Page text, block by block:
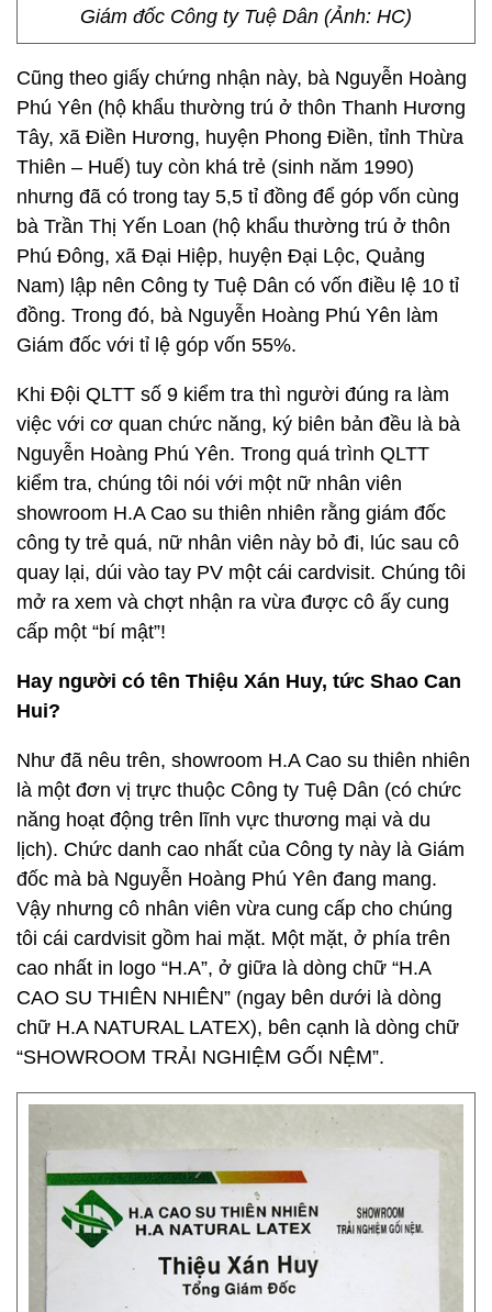
Giám đốc Công ty Tuệ Dân (Ảnh: HC)
Cũng theo giấy chứng nhận này, bà Nguyễn Hoàng
Phú Yên (hộ khẩu thường trú ở thôn Thanh Hương
Tây, xã Điền Hương, huyện Phong Điền, tỉnh Thừa
Thiên – Huế) tuy còn khá trẻ (sinh năm 1990)
nhưng đã có trong tay 5,5 tỉ đồng để góp vốn cùng
bà Trần Thị Yến Loan (hộ khẩu thường trú ở thôn
Phú Đông, xã Đại Hiệp, huyện Đại Lộc, Quảng
Nam) lập nên Công ty Tuệ Dân có vốn điều lệ 10 tỉ
đồng. Trong đó, bà Nguyễn Hoàng Phú Yên làm
Giám đốc với tỉ lệ góp vốn 55%.
Khi Đội QLTT số 9 kiểm tra thì người đúng ra làm
việc với cơ quan chức năng, ký biên bản đều là bà
Nguyễn Hoàng Phú Yên. Trong quá trình QLTT
kiểm tra, chúng tôi nói với một nữ nhân viên
showroom H.A Cao su thiên nhiên rằng giám đốc
công ty trẻ quá, nữ nhân viên này bỏ đi, lúc sau cô
quay lại, dúi vào tay PV một cái cardvisit. Chúng tôi
mở ra xem và chợt nhận ra vừa được cô ấy cung
cấp một “bí mật”!
Hay người có tên Thiệu Xán Huy, tức Shao Can
Hui?
Như đã nêu trên, showroom H.A Cao su thiên nhiên
là một đơn vị trực thuộc Công ty Tuệ Dân (có chức
năng hoạt động trên lĩnh vực thương mại và du
lịch). Chức danh cao nhất của Công ty này là Giám
đốc mà bà Nguyễn Hoàng Phú Yên đang mang.
Vậy nhưng cô nhân viên vừa cung cấp cho chúng
tôi cái cardvisit gồm hai mặt. Một mặt, ở phía trên
cao nhất in logo “H.A”, ở giữa là dòng chữ “H.A
CAO SU THIÊN NHIÊN” (ngay bên dưới là dòng
chữ H.A NATURAL LATEX), bên cạnh là dòng chữ
“SHOWROOM TRẢI NGHIỆM GỐI NỆM”.